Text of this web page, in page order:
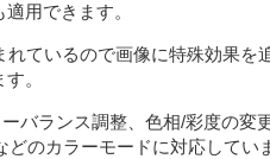
用できます。
ているので画像に特殊効果を
。
ーバランス調整、色相/彩度の変
のカラーモードに対応してい